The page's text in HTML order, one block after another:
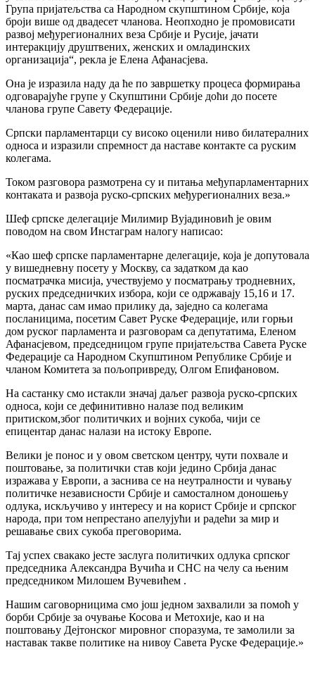
Група пријатељства са Народном скупштином Србије, која
броји више од двадесет чланова. Неопходно је промовисати
развој међурегионалних веза Србије и Русије, јачати
интеракцију друштвених, женских и омладинских
организација“, рекла је Елена Афанасјева.
Она је изразила наду да ће по завршетку процеса формирања
одговарајуће групе у Скупштини Србије доћи до посете
чланова групе Савету Федерације.
Српски парламентарци су високо оценили ниво билатералних
односа и изразили спремност да наставе контакте са руским
колегама.
Током разговора размотрена су и питања међупарламентарних
контаката и развоја руско-српских међурегионалних веза.»
Шеф српске делегације Милимир Вујадиновић је овим
поводом на свом Инстаграм налогу написао:
«Као шеф српске парламентарне делегације, која је допутовала
у вишедневну посету у Москву, са задатком да као
посматрачка мисија, учествујемо у посматрању тродневних,
руских председничких избора, који се одржавају 15,16 и 17.
марта, данас сам имао прилику да, заједно са колегама
посланицима, посетим Савет Руске Федерације, или горњи
дом руског парламента и разговорам са депутатима, Еленом
Афанасјевом, председницом групе пријатељства Савета Руске
Федерације са Народном Скупштином Републике Србије и
чланом Комитета за пољопривреду, Олгом Епифановом.
На састанку смо истакли значај даљег развоја руско-српских
односа, који се дефинитивно налазе под великим
притиском,због политичких и војних сукоба, чији се
епицентар данас налази на истоку Европе.
Велики је понос и у овом светском центру, чути похвале и
поштовање, за политички став који једино Србија данас
изражава у Европи, а заснива се на неутралности и чувању
политичке независности Србије и самосталном доношењу
одлука, искључиво у интересу и на корист Србије и српског
народа, при том непрестано апелујући и радећи за мир и
решавање свих сукоба преговорима.
Тај успех свакако јесте заслуга политичких одлука српског
председника Александра Вучића и СНС на челу са њеним
председником Милошем Вучевићем .
Нашим саговорницима смо још једном захвалили за помоћ у
борби Србије за очување Косова и Метохије, као и на
поштовању Дејтонског мировног споразума, те замолили за
наставак такве политике на нивоу Савета Руске Федерације.»